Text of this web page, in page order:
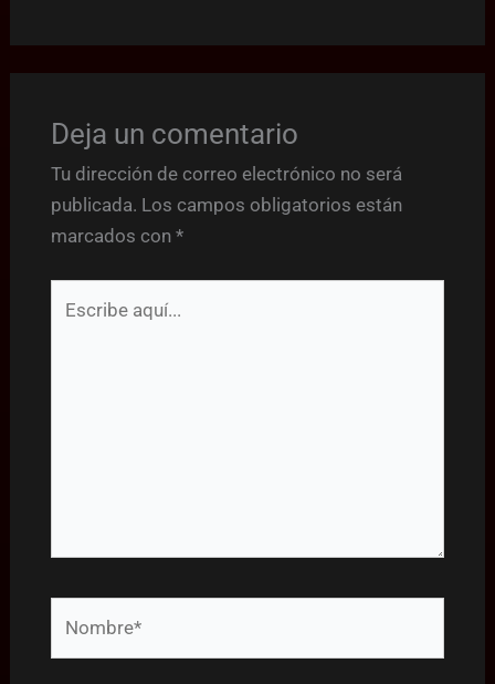
Deja un comentario
Tu dirección de correo electrónico no será
publicada. Los campos obligatorios están
marcados con *